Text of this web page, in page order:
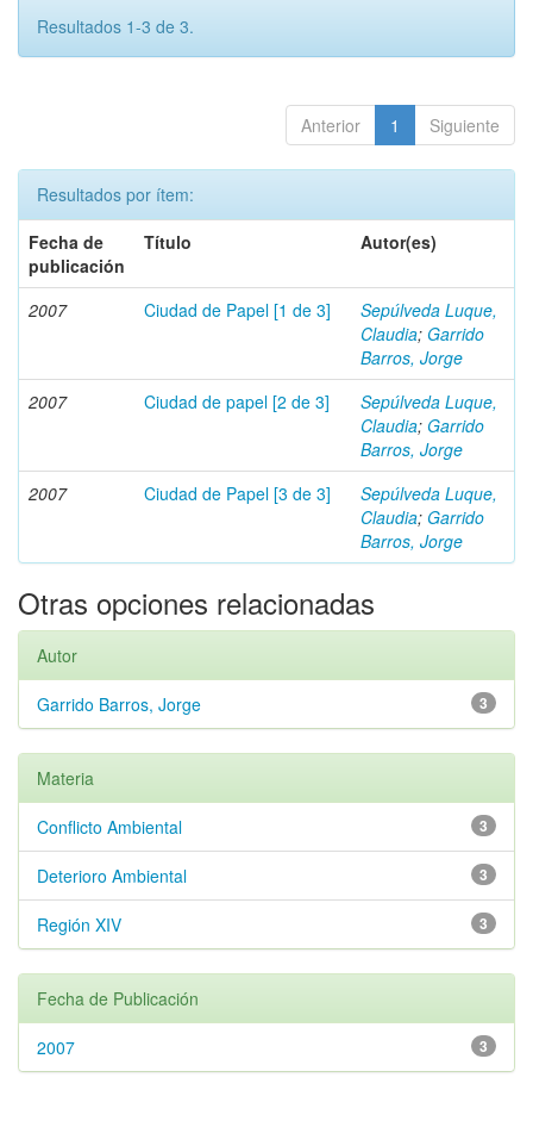
Resultados 1-3 de 3.
Anterior 1 Siguiente
Resultados por ítem:
Fecha de
publicación
Título Autor(es)
2007 Ciudad de Papel [1 de 3]
Sepúlveda Luque,
Claudia; Garrido
Barros, Jorge
2007
Ciudad de papel [2 de 3]
Sepúlveda Luque,
Claudia; Garrido
Barros, Jorge
2007
Ciudad de Papel [3 de 3]
Sepúlveda Luque,
Claudia; Garrido
Barros, Jorge
Otras opciones relacionadas
Autor
3
Garrido Barros, Jorge
Materia
3
Conflicto Ambiental
3
Deterioro Ambiental
3
Región XIV
Fecha de Publicación
3
2007